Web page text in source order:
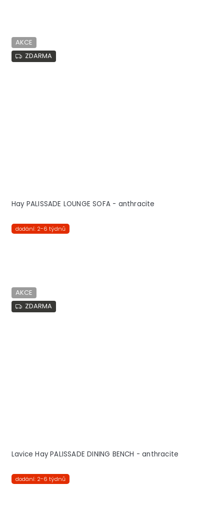
AKCE
ZDARMA
Hay PALISSADE LOUNGE SOFA - anthracite
dodání: 2-6 týdnů
AKCE
ZDARMA
Lavice Hay PALISSADE DINING BENCH - anthracite
dodání: 2-6 týdnů